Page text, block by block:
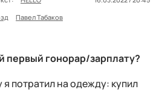
Павел Табаков
первый гонорар/зарплату?
потратил на одежду: купил